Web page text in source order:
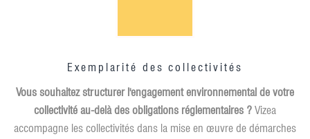
Exemplarité des collectivités
Vous souhaitez structurer l'engagement environnemental de votre
collectivité au-delà des obligations réglementaires ? Vizea
accompagne les collectivités dans la mise en œuvre de démarches